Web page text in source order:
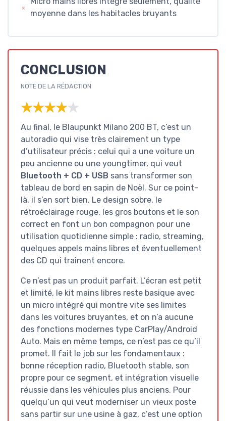
moyenne dans les habitacles bruyants
CONCLUSION
NOTE DE LA RÉDACTION
★★★★★
★★★★★
Au final, le Blaupunkt Milano 200 BT, c’est un
autoradio qui vise très clairement un type
d’utilisateur précis : celui qui a une voiture un
peu ancienne ou une youngtimer, qui veut
Bluetooth + CD + USB sans transformer son
tableau de bord en sapin de Noël. Sur ce point-
là, il s’en sort bien. Le design sobre, le
rétroéclairage rouge, les gros boutons et le son
correct en font un bon compagnon pour une
utilisation quotidienne simple : radio, streaming,
quelques appels mains libres et éventuellement
des CD qui traînent encore.
Ce n’est pas un produit parfait. L’écran est petit
et limité, le kit mains libres reste basique avec
un micro intégré qui montre vite ses limites
dans les voitures bruyantes, et on n’a aucune
des fonctions modernes type CarPlay/Android
Auto. Mais en même temps, ce n’est pas ce qu’il
promet. Il fait le job sur les fondamentaux :
bonne réception radio, Bluetooth stable, son
propre pour ce segment, et intégration visuelle
réussie dans les véhicules plus anciens. Pour
quelqu’un qui veut moderniser un vieux poste
sans partir sur une usine à gaz, c’est une option